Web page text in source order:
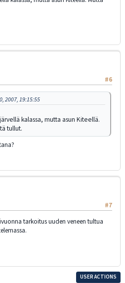
#6
2007, 19:15:55
kalassa, mutta asun Kiteellä.
tullut.
#7
tarkoitus uuden veneen tultua
USER ACTIONS